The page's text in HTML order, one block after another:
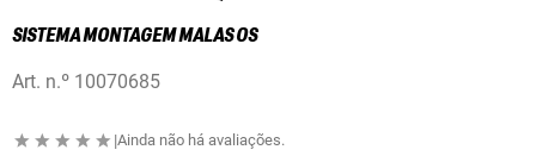
SISTEMA MONTAGEM MALAS OS
Art. n.º 10070685
|Ainda não há avaliações.